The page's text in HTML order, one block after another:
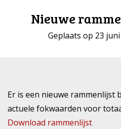
Nieuwe
Geplaats op 23
Er is een nieuwe rammenlijst
actuele fokwaarden voor
Download rammenlijst